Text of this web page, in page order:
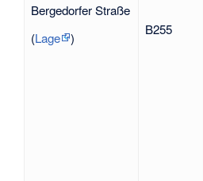
Bergedorfer Straße
(Lage )
B255